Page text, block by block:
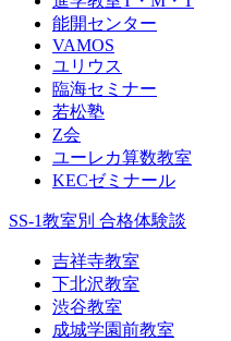
能開センター
VAMOS
ユリウス
臨海セミナー
若松塾
Z会
ユーレカ算数教室
KECゼミナール
SS-1教室別 合格体験談
吉祥寺教室
下北沢教室
渋谷教室
成城学園前教室